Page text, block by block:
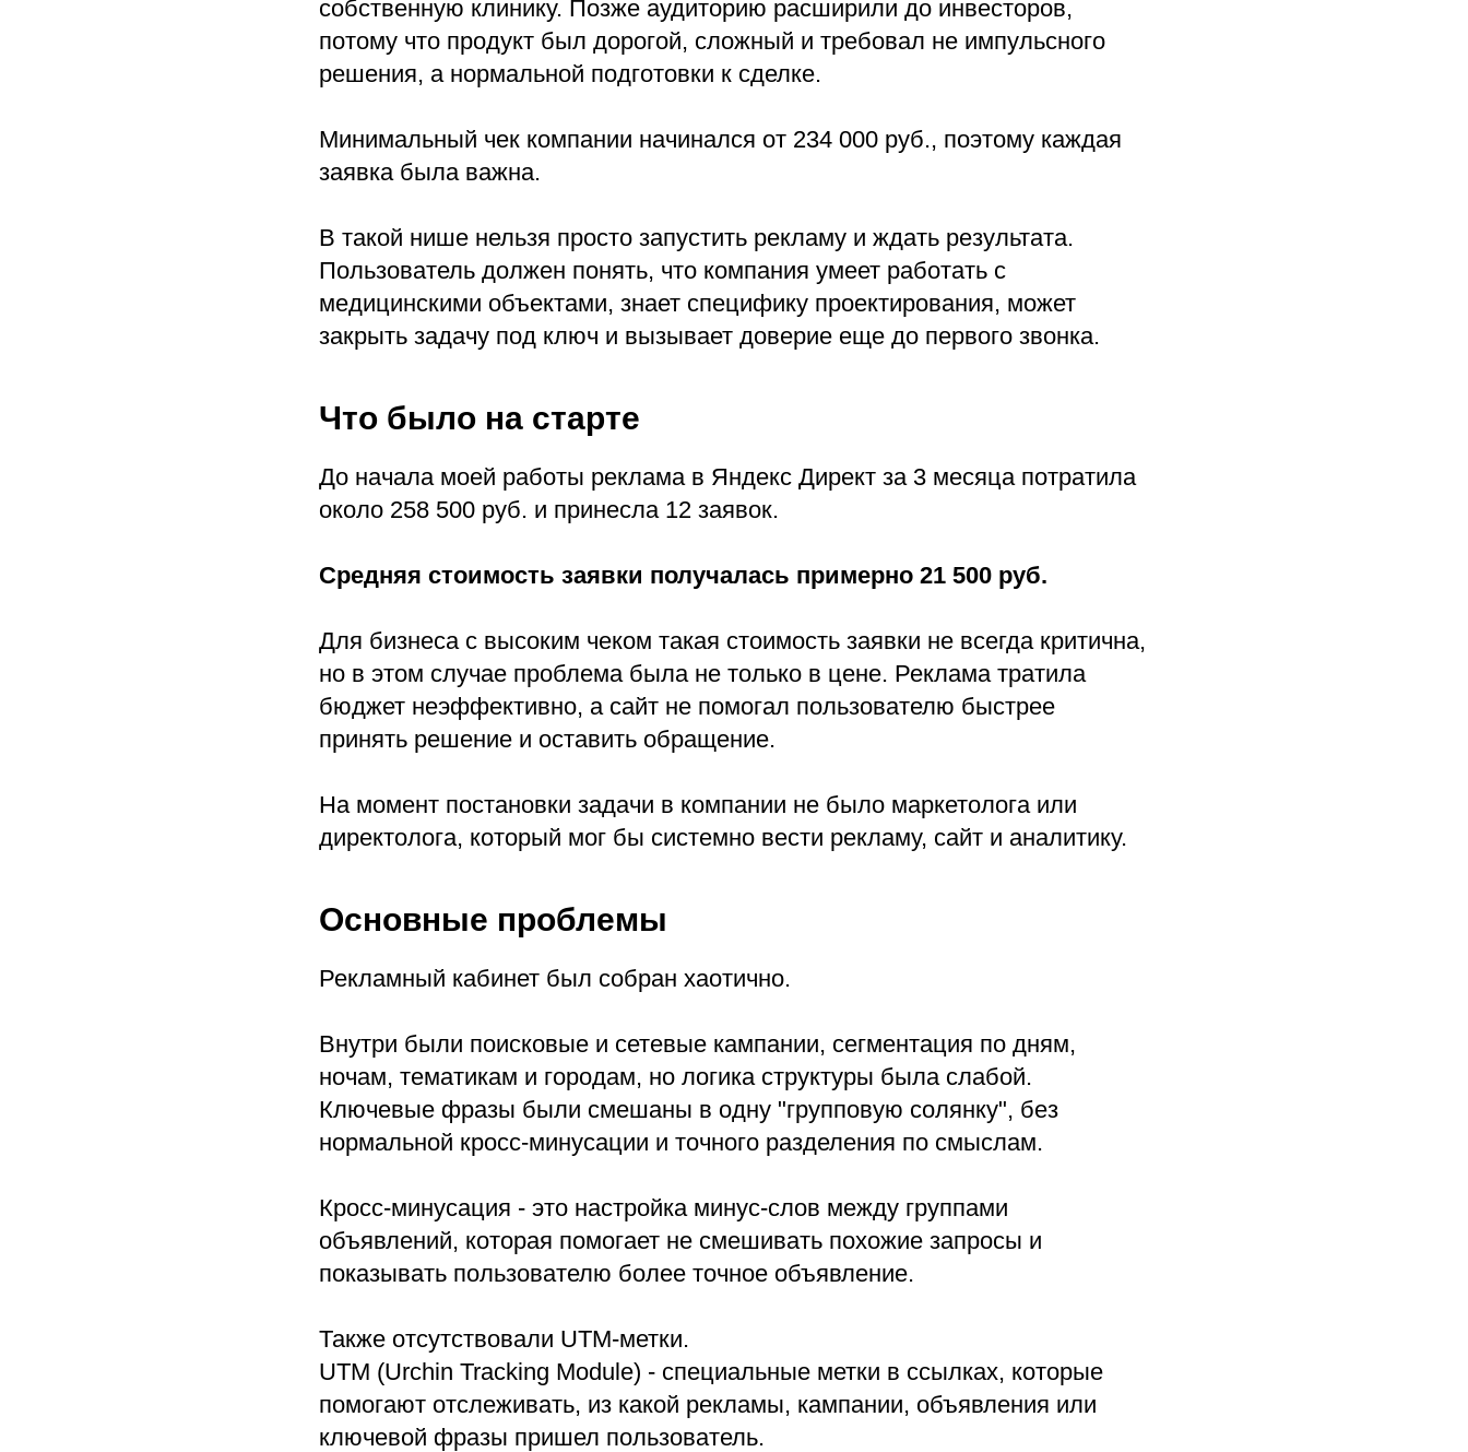
собственную клинику. Позже аудиторию расширили до инвесторов,
потому что продукт был дорогой, сложный и требовал не импульсного
решения, а нормальной подготовки к сделке.
Минимальный чек компании начинался от 234 000 руб., поэтому каждая
заявка была важна.
В такой нише нельзя просто запустить рекламу и ждать результата.
Пользователь должен понять, что компания умеет работать с
медицинскими объектами, знает специфику проектирования, может
закрыть задачу под ключ и вызывает доверие еще до первого звонка.
Что было на старте
До начала моей работы реклама в Яндекс Директ за 3 месяца потратила
около 258 500 руб. и принесла 12 заявок.
Средняя стоимость заявки получалась примерно 21 500 руб.
Для бизнеса с высоким чеком такая стоимость заявки не всегда критична,
но в этом случае проблема была не только в цене. Реклама тратила
бюджет неэффективно, а сайт не помогал пользователю быстрее
принять решение и оставить обращение.
На момент постановки задачи в компании не было маркетолога или
директолога, который мог бы системно вести рекламу, сайт и аналитику.
Основные проблемы
Рекламный кабинет был собран хаотично.
Внутри были поисковые и сетевые кампании, сегментация по дням,
ночам, тематикам и городам, но логика структуры была слабой.
Ключевые фразы были смешаны в одну "групповую солянку", без
нормальной кросс-минусации и точного разделения по смыслам.
Кросс-минусация - это настройка минус-слов между группами
объявлений, которая помогает не смешивать похожие запросы и
показывать пользователю более точное объявление.
Также отсутствовали UTM-метки.
UTM (Urchin Tracking Module) - специальные метки в ссылках, которые
помогают отслеживать, из какой рекламы, кампании, объявления или
ключевой фразы пришел пользователь.